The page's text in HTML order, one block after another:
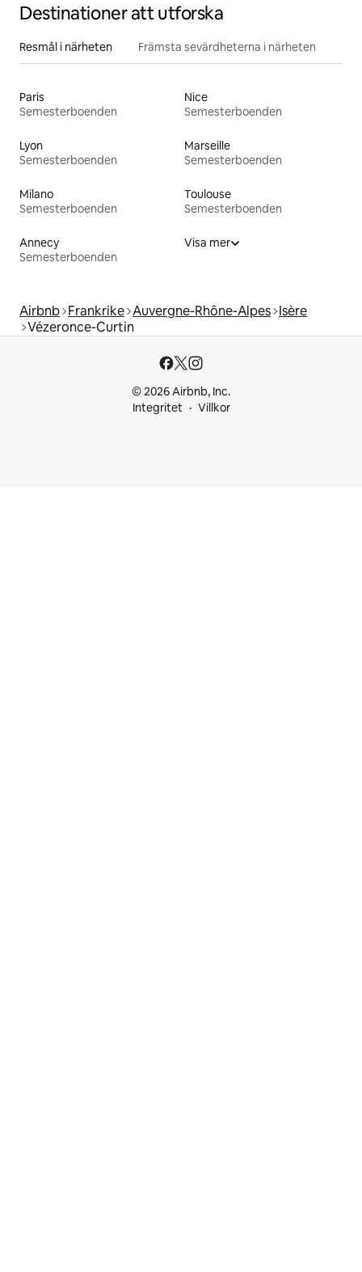
Destinationer att utforska
Resmål i närheten Främsta sevärdheterna i närheten
Paris
Semesterboenden
Nice
Semesterboenden
Lyon
Semesterboenden
Marseille
Semesterboenden
Milano
Semesterboenden
Toulouse
Semesterboenden
Annecy
Semesterboenden
Visa mer
Airbnb Frankrike Auvergne-Rhône-Alpes Isère
Vézeronce-Curtin
© 2026 Airbnb, Inc.
Integritet
Villkor